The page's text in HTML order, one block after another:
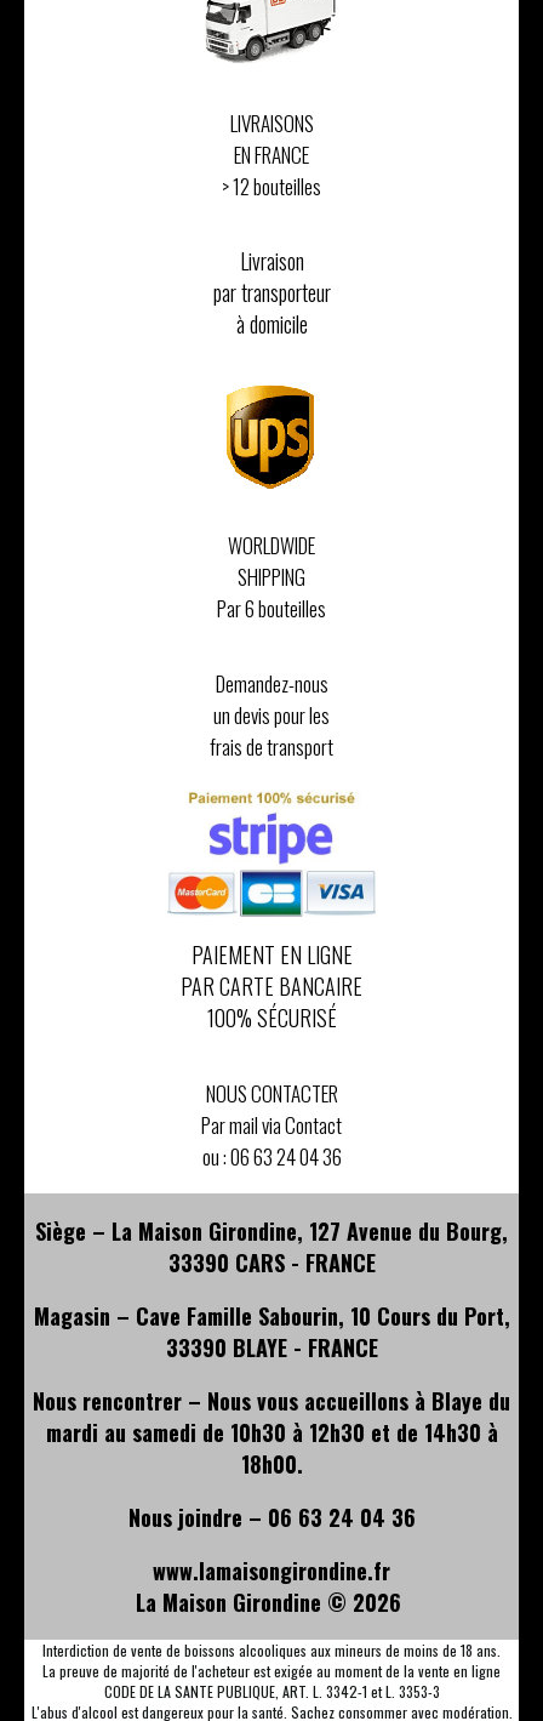
LIVRAISONS
EN FRANCE
> 12 bouteilles
Livraison
par transporteur
à domicile
WORLDWIDE
SHIPPING
Par 6 bouteilles
Demandez-nous
un devis pour les
frais de transport
PAIEMENT EN LIGNE
PAR CARTE BANCAIRE
100% SÉCURISÉ
NOUS CONTACTER
Par mail via Contact
ou :06 63 24 04 36
Siège – La Maison Girondine, 127 Avenue du Bourg,
33390 CARS - FRANCE
Magasin – Cave Famille Sabourin, 10 Cours du Port,
33390 BLAYE - FRANCE
Nous rencontrer – Nous vous accueillons à Blaye du
mardi au samedi de 10h30 à 12h30 et de 14h30 à
18h00.
Nous joindre – 06 63 24 04 36
www.lamaisongirondine.fr
La Maison Girondine © 2026
Interdiction de vente de boissons alcooliques aux mineurs de moins de 18 ans.
La preuve de majorité de l'acheteur est exigée au moment de la vente en ligne
CODE DE LA SANTE PUBLIQUE, ART. L. 3342-1 et L. 3353-3
L'abus d'alcool est dangereux pour la santé. Sachez consommer avec modération.